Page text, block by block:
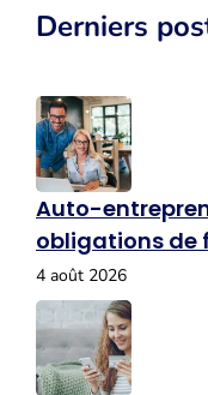
Derniers
Auto-
obligations de
4 août 2026